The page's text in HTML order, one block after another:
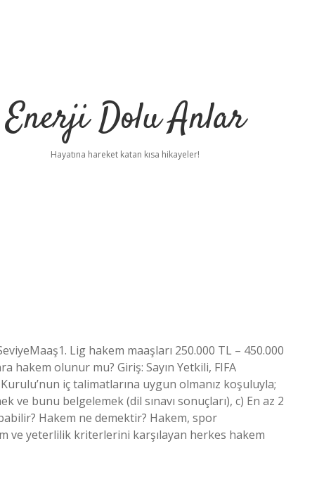
Enerji Dolu Anlar
Hayatına hareket katan kısa hikayeler!
Lig hakem maaşları 250.000 TL – 450.000
hakem olunur mu? Giriş: Sayın Yetkili, FIFA
iç talimatlarına uygun olmanız koşuluyla;
ve bunu belgelemek (dil sınavı sonuçları), c) En az 2
Hakem ne demektir? Hakem, spor
ve yeterlilik kriterlerini karşılayan herkes hakem